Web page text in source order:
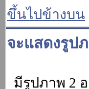
ขึ้นไปข้างบน
จะแสดงรูป
มีรูปภาพ 2